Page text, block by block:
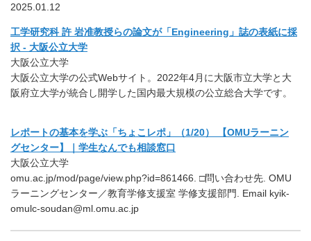
2025.01.12
工学研究科 許 岩准教授らの論文が「Engineering」誌の表紙に採
択 - 大阪公立大学
大阪公立大学
大阪公立大学の公式Webサイト。2022年4月に大阪市立大学と大
阪府立大学が統合し開学した国内最大規模の公立総合大学です。
レポートの基本を学ぶ「ちょこレポ」（1/20） 【OMUラーニン
グセンター】｜学生なんでも相談窓口
大阪公立大学
omu.ac.jp/mod/page/view.php?id=861466. □問い合わせ先. OMU
ラーニングセンター／教育学修支援室 学修支援部門. Email kyik-
omulc-soudan@ml.omu.ac.jp